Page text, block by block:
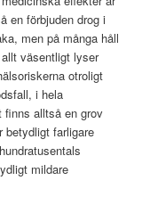
en förbjuden drog i
men på många håll
väsentligt lyser
otroligt
i hela
finns alltså en grov
betydligt farligare
mildare